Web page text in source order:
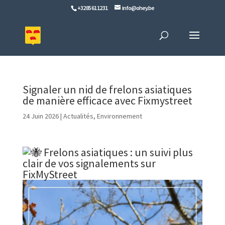
+32 85 61 12 31 info@ohey.be
Signaler un nid de frelons asiatiques
de manière efficace avec Fixmystreet
24 Juin 2026| Actualités, Environnement
Frelons asiatiques : un suivi plus
clair de vos signalements sur
FixMyStreet